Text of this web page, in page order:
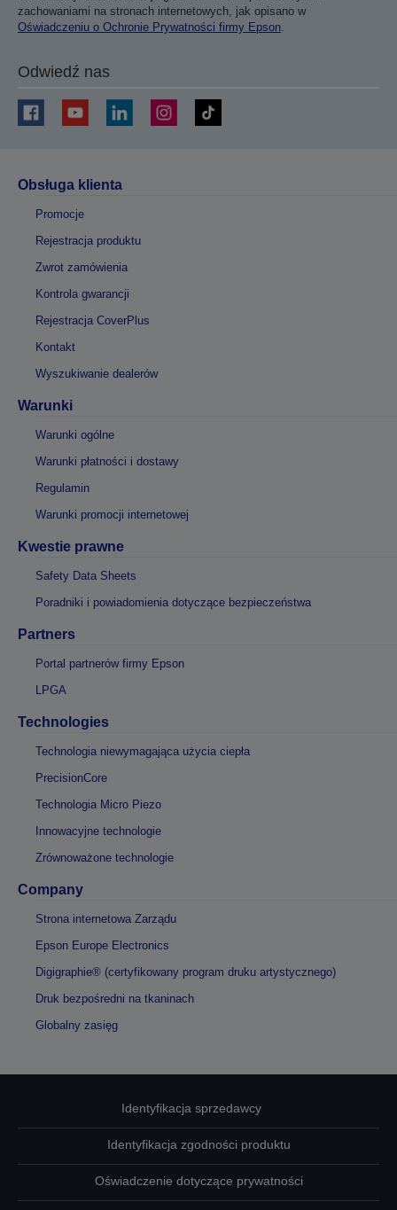
zachowaniami na stronach internetowych, jak opisano w
Oświadczeniu o Ochronie Prywatności firmy Epson.
Odwiedź nas
Obsługa klienta
Promocje
Rejestracja produktu
Zwrot zamówienia
Kontrola gwarancji
Rejestracja CoverPlus
Kontakt
Wyszukiwanie dealerów
Warunki
Warunki ogólne
Warunki płatności i dostawy
Regulamin
Warunki promocji internetowej
Kwestie prawne
Safety Data Sheets
Poradniki i powiadomienia dotyczące bezpieczeństwa
Partners
Portal partnerów firmy Epson
LPGA
Technologies
Technologia niewymagająca użycia ciepła
PrecisionCore
Technologia Micro Piezo
Innowacyjne technologie
Zrównoważone technologie
Company
Strona internetowa Zarządu
Epson Europe Electronics
Digigraphie® (certyfikowany program druku artystycznego)
Druk bezpośredni na tkaninach
Globalny zasięg
Identyfikacja sprzedawcy
Identyfikacja zgodności produktu
Oświadczenie dotyczące prywatności